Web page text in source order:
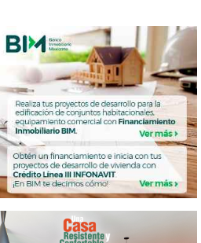
DIÁLOGOS DE CIUDAD…CON HORACIO